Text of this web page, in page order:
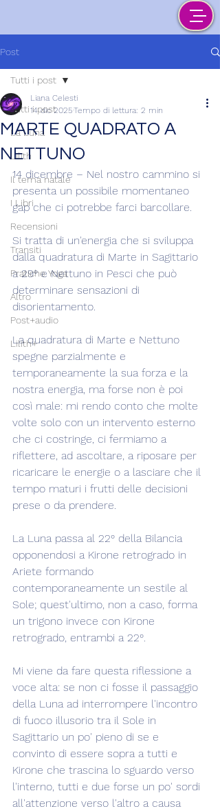
Post
Tutti i post
La Luna
Lilith
Il tema natale
I Libri
Recensioni
Transiti
Pratiche Yoga
Altro
Post+audio
Lilith+
Tutti i post
MARTE QUADRATO A
NETTUNO
Liana Celesti
14 dic 2025Tempo di lettura: 2 min
14 dicembre – Nel nostro cammino si
presenta un possibile momentaneo
gap che ci potrebbe farci barcollare.
Si tratta di un'energia che si sviluppa
dalla quadratura di Marte in Sagittario
a 29° e Nettuno in Pesci che può
determinare sensazioni di
disorientamento.
La quadratura di Marte e Nettuno
spegne parzialmente e
temporaneamente la sua forza e la
nostra energia, ma forse non è poi
così male: mi rendo conto che molte
volte solo con un intervento esterno
che ci costringe, ci fermiamo a
riflettere, ad ascoltare, a riposare per
ricaricare le energie o a lasciare che il
tempo maturi i frutti delle decisioni
prese o da prendere.
La Luna passa al 22° della Bilancia
opponendosi a Kirone retrogrado in
Ariete formando
contemporaneamente un sestile al
Sole; quest'ultimo, non a caso, forma
un trigono invece con Kirone
retrogrado, entrambi a 22°.
Mi viene da fare questa riflessione a
voce alta: se non ci fosse il passaggio
della Luna ad interrompere l'incontro
di fuoco illusorio tra il Sole in
Sagittario un po' pieno di se e
convinto di essere sopra a tutti e
Kirone che trascina lo sguardo verso
l'interno, tutti e due forse un po' sordi
all'attenzione verso l'altro a causa